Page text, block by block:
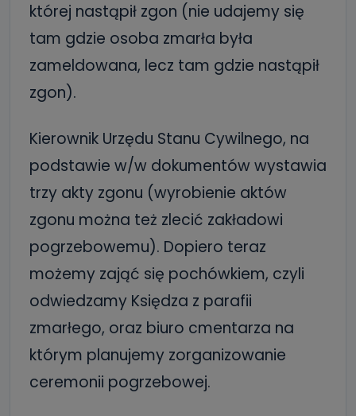
której nastąpił zgon (nie udajemy się
tam gdzie osoba zmarła była
zameldowana, lecz tam gdzie nastąpił
zgon).
Kierownik Urzędu Stanu Cywilnego, na
podstawie w/w dokumentów wystawia
trzy akty zgonu (wyrobienie aktów
zgonu można też zlecić zakładowi
pogrzebowemu). Dopiero teraz
możemy zająć się pochówkiem, czyli
odwiedzamy Księdza z parafii
zmarłego, oraz biuro cmentarza na
którym planujemy zorganizowanie
ceremonii pogrzebowej.